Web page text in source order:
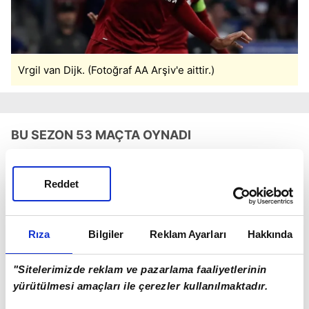
Rıza Bilgiler Reklam Ayarları Hakkında
"Sitelerimizde reklam ve pazarlama faaliyetlerinin
yürütülmesi amaçları ile çerezler kullanılmaktadır.
Reddet
Vrgil van Dijk. (Fotoğraf AA Arşiv'e aittir.)
BU SEZON 53 MAÇTA OYNADI
Sezon sonunda İngiliz devi Liverpool'dan
ayrılması beklenen 34 yaşındaki Hollandalı
stoperi İtalya, İngiltere ve İspanya Ligi'nden
olan sözleşmesi gelecek yaz sona erecek olan
van Dijk, bu sezon
Galatasaray'a
karşı forma
giymişti.